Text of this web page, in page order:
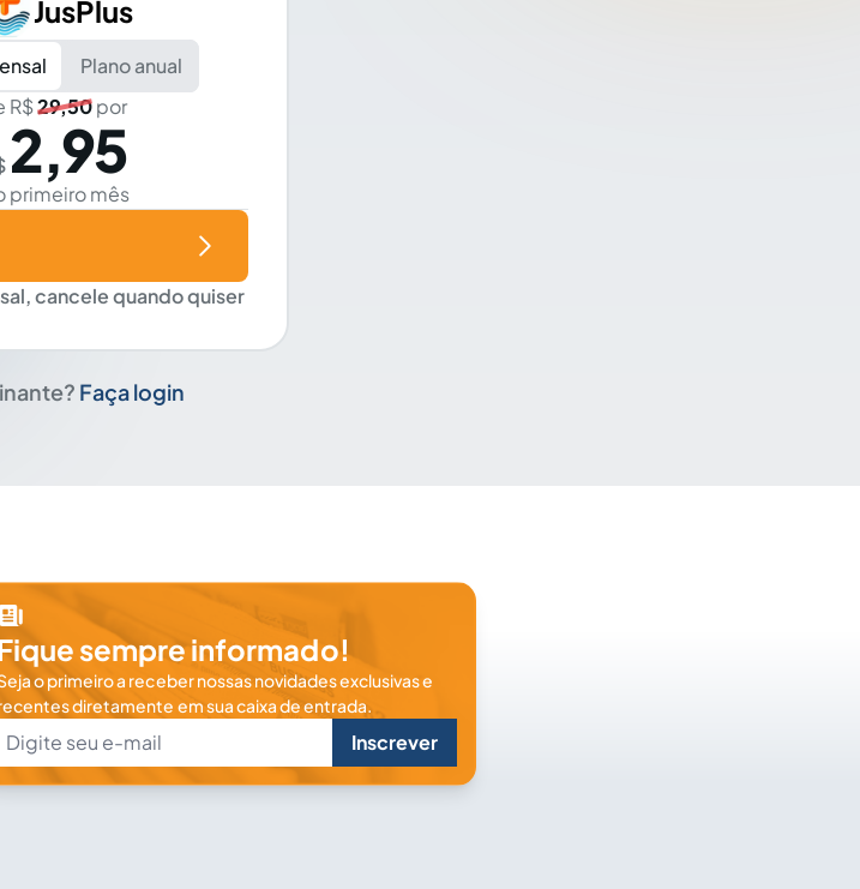
JusPlus
Plano anual
R$29,50por
2,95
primeiro mês
cancele quando quiser
Faça login
sempre informado!
o primeiro a receber nossas novidades exclusivas e
diretamente em sua caixa de entrada.
Inscrever